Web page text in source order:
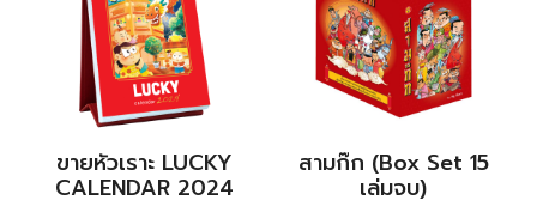
ขายหัวเราะ LUCKY
CALENDAR 2024
สามก๊ก (Box Set 15
เล่มจบ)